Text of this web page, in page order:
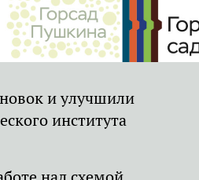
и улучшили
института